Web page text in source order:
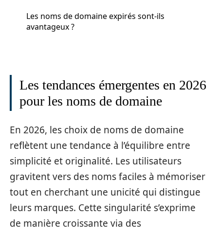
Les noms de domaine expirés sont-ils
avantageux ?
Les tendances émergentes en 2026
pour les noms de domaine
En 2026, les choix de noms de domaine
reflètent une tendance à l’équilibre entre
simplicité et originalité. Les utilisateurs
gravitent vers des noms faciles à mémoriser
tout en cherchant une unicité qui distingue
leurs marques. Cette singularité s’exprime
de manière croissante via des